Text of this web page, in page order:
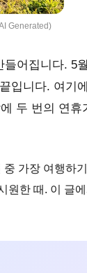
Generated)
들어집니다. 5
입니다. 여기
두 번의 연휴
가장 여행하
원한 때. 이 글